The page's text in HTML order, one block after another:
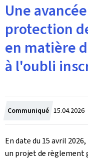
Une
protection
en matière
à l'oubli
Communiqué Crée
le
15.04.2026
En date du 15 avril
un projet de règlement